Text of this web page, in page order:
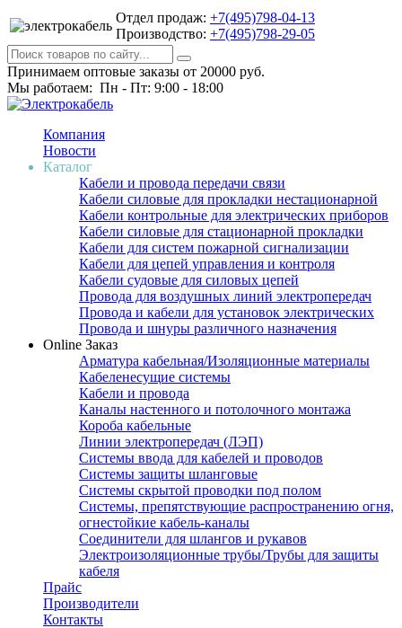
Отдел продаж: +7(495)798-04-13
Производство: +7(495)798-29-05
Принимаем оптовые заказы от 20000 руб.
Мы работаем: Пн - Пт: 9:00 - 18:00
Компания
Новости
Каталог
Кабели и провода передачи связи
Кабели силовые для прокладки нестационарной
Кабели контрольные для электрических приборов
Кабели силовые для стационарной прокладки
Кабели для систем пожарной сигнализации
Кабели для цепей управления и контроля
Кабели судовые для силовых цепей
Провода для воздушных линий электропередач
Провода и кабели для установок электрических
Провода и шнуры различного назначения
Online Заказ
Арматура кабельная/Изоляционные материалы
Кабеленесущие системы
Кабели и провода
Каналы настенного и потолочного монтажа
Короба кабельные
Линии электропередач (ЛЭП)
Системы ввода для кабелей и проводов
Системы защиты шланговые
Системы скрытой проводки под полом
Системы, препятствующие распространению огня,
огнестойкие кабель-каналы
Соединители для шлангов и рукавов
Электроизоляционные трубы/Трубы для защиты
кабеля
Прайс
Производители
Контакты